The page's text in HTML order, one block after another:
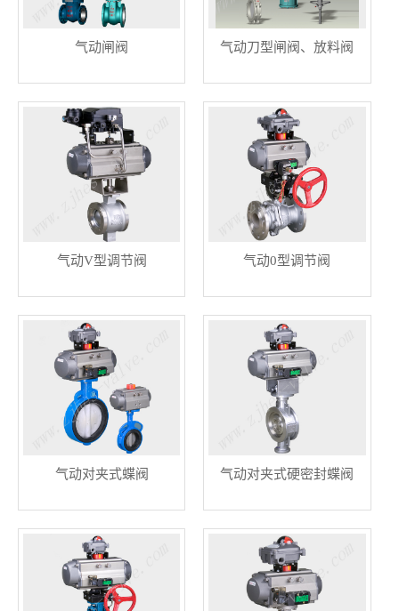
气动闸阀 气动刀型闸阀、放料阀
气动V型调节阀 气动0型调节阀
气动对夹式蝶阀 气动对夹式硬密封蝶阀